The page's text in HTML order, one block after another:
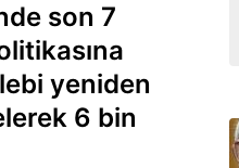
son 7
yeniden
6 bin